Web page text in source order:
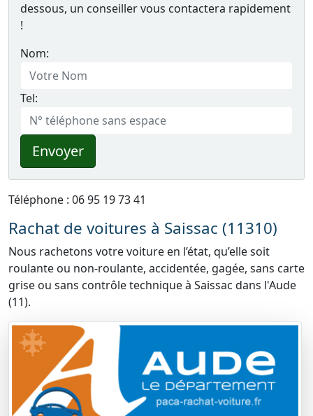
dessous, un conseiller vous contactera rapidement
!
Nom:
Tel:
Envoyer
Téléphone : 06 95 19 73 41
Rachat de voitures à Saissac (11310)
Nous rachetons votre voiture en l’état, qu’elle soit
roulante ou non-roulante, accidentée, gagée, sans carte
grise ou sans contrôle technique à Saissac dans l'Aude
(11).